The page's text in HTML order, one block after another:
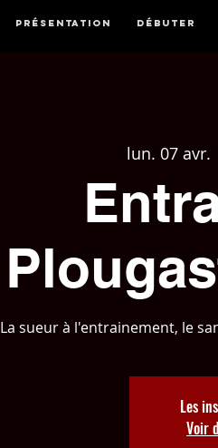
Présentation Débuter
lun. 07 avr.
La sueur à l'entrainement, le
Les
Voir